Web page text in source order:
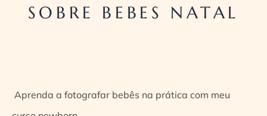
SOBRE BEBES NATAL
Aprenda a fotografar bebês na prática com meu